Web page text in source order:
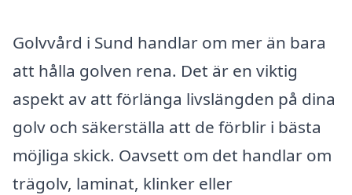
Golvvård i Sund handlar om mer än bara
att hålla golven rena. Det är en viktig
aspekt av att förlänga livslängden på dina
golv och säkerställa att de förblir i bästa
möjliga skick. Oavsett om det handlar om
trägolv, laminat, klinker eller